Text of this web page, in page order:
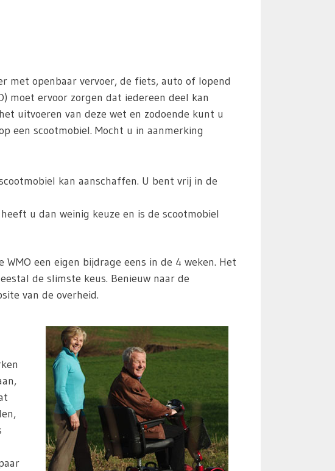
met openbaar vervoer, de fiets, auto of lopend
moet ervoor zorgen dat iedereen deel kan
uitvoeren van deze wet en zodoende kunt u
een scootmobiel. Mocht u in aanmerking
kan aanschaffen. U bent vrij in de
u dan weinig keuze en is de scootmobiel
een eigen bijdrage eens in de 4 weken. Het
de slimste keus. Benieuw naar de
van de overheid.